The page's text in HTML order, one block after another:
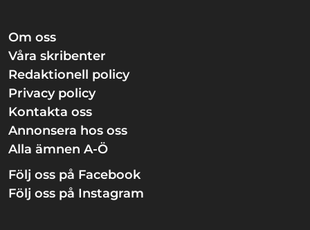
Om oss
Våra skribenter
Redaktionell policy
Privacy policy
Kontakta oss
Annonsera hos oss
Alla ämnen A-Ö
Följ oss på Facebook
Följ oss på Instagram